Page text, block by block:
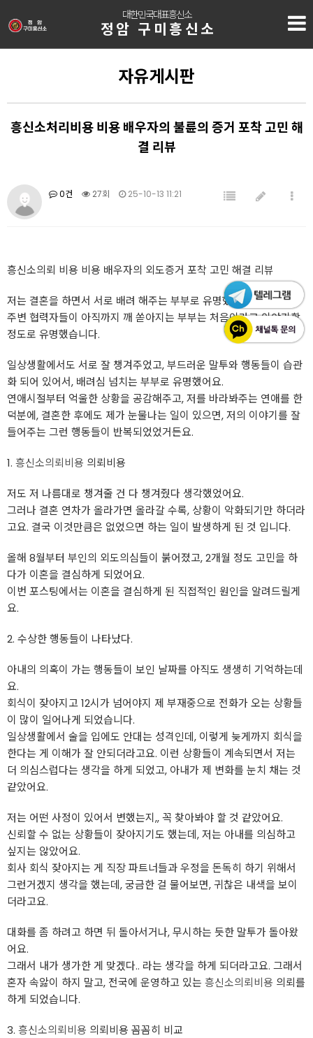
대한민국대표흥신소
정암 구미흥신소
자유게시판
흥신소처리비용 비용 배우자의 불륜의 증거 포착 고민 해
결 리뷰
0건 27회 25-10-13 11:21
흥신소의뢰 비용 비용 배우자의 외도증거 포착 고민 해결 리뷰
저는 결혼을 하면서 서로 배려 해주는 부부로 유명했늗네요.
주변 협력자들이 아직까지 깨 쏟아지는 부부는 처음이라고 이야기할
정도로 유명했습니다.
일상생활에서도 서로 잘 챙겨주었고, 부드러운 말투와 행동들이 습관
화 되어 있어서, 배려심 넘치는 부부로 유명했어요.
연애시절부터 억울한 상황을 공감해주고, 저를 바라봐주는 연애를 한
덕분에, 결혼한 후에도 제가 눈물나는 일이 있으면, 저의 이야기를 잘
들어주는 그런 행동들이 반복되었었거든요.
1. 흥신소의뢰비용 의뢰비용
저도 저 나름대로 챙겨줄 건 다 챙겨줬다 생각했었어요.
그러나 결혼 연차가 올라가면 올라갈 수록, 상황이 악화되기만 하더라
고요. 결국 이것만큼은 없었으면 하는 일이 발생하게 된 것 입니다.
올해 8월부터 부인의 외도의심들이 붉어졌고, 2개월 정도 고민을 하
다가 이혼을 결심하게 되었어요.
이번 포스팅에서는 이혼을 결심하게 된 직접적인 원인을 알려드릴게
요.
2. 수상한 행동들이 나타났다.
아내의 의혹이 가는 행동들이 보인 날짜를 아직도 생생히 기억하는데
요.
회식이 잦아지고 12시가 넘어야지 제 부재중으로 전화가 오는 상황들
이 많이 일어나게 되었습니다.
일상생활에서 술을 입에도 안대는 성격인데, 이렇게 늦게까지 회식을
한다는 게 이해가 잘 안되더라고요. 이런 상황들이 계속되면서 저는
더 의심스럽다는 생각을 하게 되었고, 아내가 제 변화를 눈치 채는 것
같았어요.
저는 어떤 사정이 있어서 변했는지,, 꼭 찾아봐야 할 것 같았어요.
신뢰할 수 없는 상황들이 잦아지기도 했는데, 저는 아내를 의심하고
싶지는 않았어요.
회사 회식 잦아지는 게 직장 파트너들과 우정을 돈독히 하기 위해서
그런거겠지 생각을 했는데, 궁금한 걸 물어보면, 귀찮은 내색을 보이
더라고요.
대화를 좀 하려고 하면 뒤 돌아서거나, 무시하는 듯한 말투가 돌아왔
어요.
그래서 내가 생가한 게 맞겠다.. 라는 생각을 하게 되더라고요. 그래서
혼자 속앓이 하지 말고, 전국에 운영하고 있는 흥신소의뢰비용 의뢰를
하게 되었습니다.
3. 흥신소의뢰비용 의뢰비용 꼼꼼히 비교